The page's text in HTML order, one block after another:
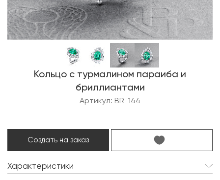
Кольцо с турмалином параиба и
бриллиантами
Артикул: BR-144
Создать на заказ
Характеристики